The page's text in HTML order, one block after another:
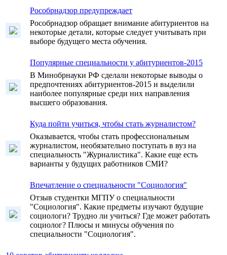
Рособрнадзор предупреждает
Рособрнадзор обращает внимание абитуриентов на
некоторые детали, которые следует учитывать при
выборе будущего места обучения.
Популярные специальности у абитуриентов-2015
В Минобрнауки РФ сделали некоторые выводы о
предпочтениях абитуриентов-2015 и выделили
наиболее популярные среди них направления
высшего образования.
Куда пойти учиться, чтобы стать журналистом?
Оказывается, чтобы стать профессиональным
журналистом, необязательно поступать в вуз на
специальность "Журналистика". Какие еще есть
варианты у будущих работников СМИ?
Впечатление о специальности "Социология"
Отзыв студентки МГПУ о специальности
"Социология". Какие предметы изучают будущие
социологи? Трудно ли учиться? Где может работать
социолог? Плюсы и минусы обучения по
специальности "Социология".